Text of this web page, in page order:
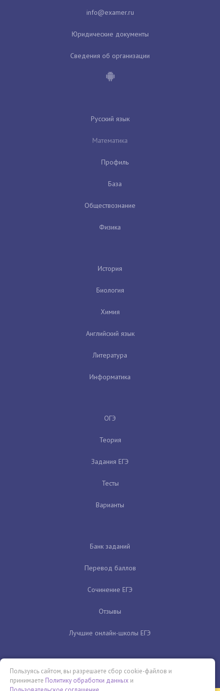
Юридические документы
Сведения об организации
Русский язык
Математика
Профиль
База
Обществознание
Физика
История
Биология
Химия
Английский язык
Литература
Информатика
ОГЭ
Теория
Задания ЕГЭ
Тесты
Варианты
Банк заданий
Перевод баллов
Сочинение ЕГЭ
Отзывы
Лучшие онлайн-школы ЕГЭ
Пользуясь сайтом, вы разрешаете сбор cookie-файлов и
принимаете Политику обработки данных и